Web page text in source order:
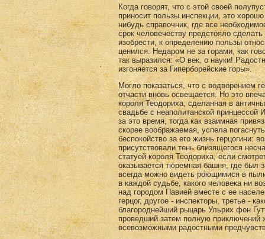
Когда говорят, что с этой своей
приносит пользы инспекции, это
нибудь справочник, где все
срок человечеству предстояло
изобрести, к определению пользы
ценился. Недаром не за горами, как
так выразился: «О век, о науки!
изгоняется за Гиперборейские горы».
Могло показаться, что с водворением
отчасти вновь освещается. Но это
короля Теодориха, сделанная в
свадьбе с неаполитанской принцессой
за это время, тогда как взаимная
скорее воображаемая, успела
беспокойство за его жизнь герцогини:
присутствовали тень близящегося
статуей короля Теодориха, если
оказывается тюремная башня, где был
всегда можно видеть роющимися в
в каждой судьбе, какого человека ни
над городом Павией вместе с ее
герцог, другое - инспекторы, третье -
благороднейший рыцарь Ульрих фон
проведший затем полную
всевозможными радостными